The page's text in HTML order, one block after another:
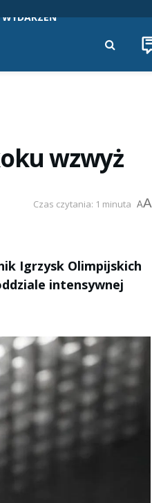
wzwyż
Czas czytania: 1 minuta AA
Igrzysk Olimpijskich
intensywnej